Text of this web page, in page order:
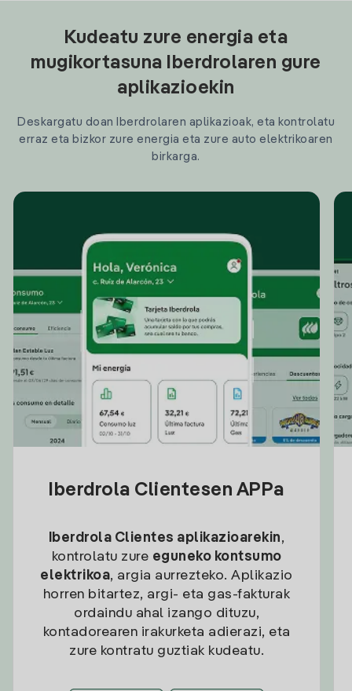
Kudeatu zure energia eta
mugikortasuna Iberdrolaren gure
aplikazioekin
Deskargatu doan Iberdrolaren aplikazioak, eta kontrolatu
erraz eta bizkor zure energia eta zure auto elektrikoaren
birkarga.
Iberdrola Clientesen APPa
Iberdrola Clientes aplikazioarekin,
kontrolatu zure eguneko kontsumo
elektrikoa, argia aurrezteko. Aplikazio
horren bitartez, argi- eta gas-fakturak
ordaindu ahal izango dituzu,
kontadorearen irakurketa adierazi, eta
zure kontratu guztiak kudeatu.